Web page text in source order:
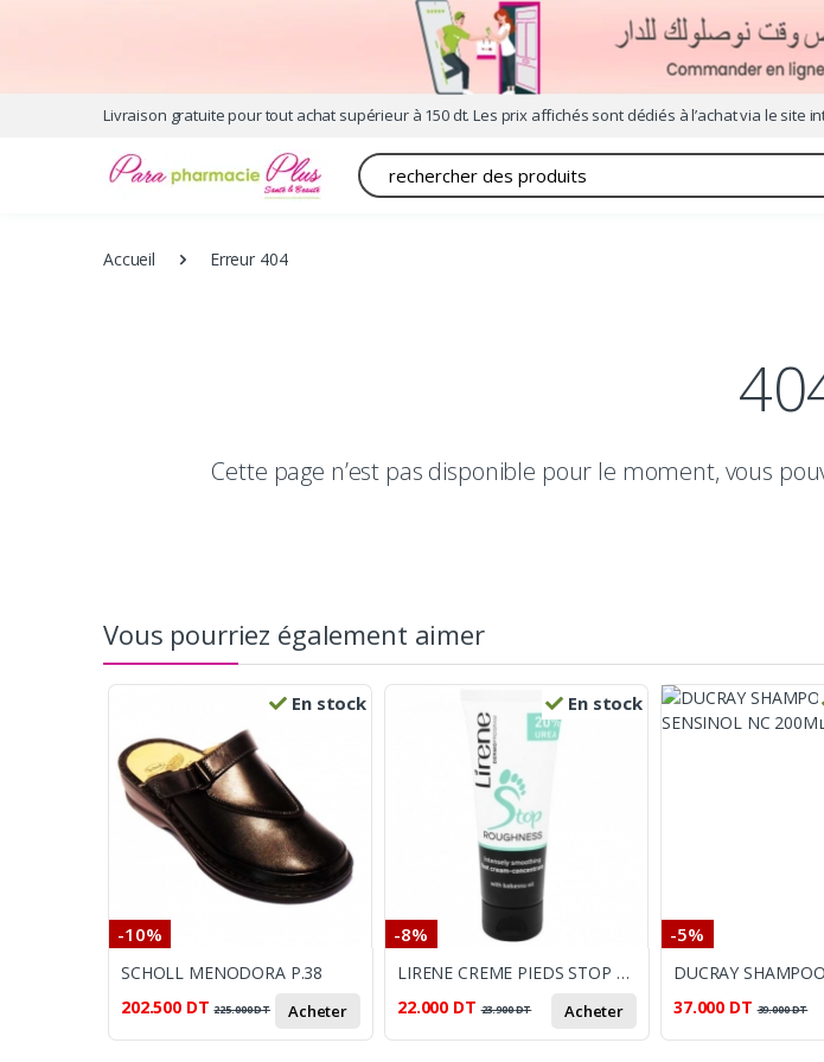
Livraison gratuite pour tout achat supérieur à 150 dt. Les prix affichés sont dédiés à l’achat via le site
Recherche
Accueil Erreur 404
Cette page n’est pas disponible pour le moment, vous
Vous pourriez également aimer
En stock
-10%
SCHOLL MENODORA P.38
202.500 DT 225.000DT Acheter
En stock
-8%
LIRENE CREME PIEDS STOP 20% UREA 75ML
22.000 DT 23.900DT Acheter
-5%
37.000 DT 39.000DT